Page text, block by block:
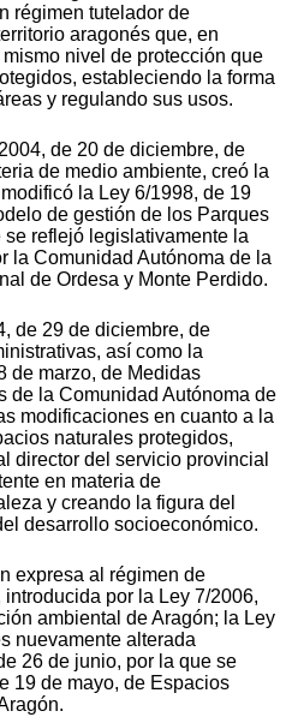
régimen tutelador de
aragonés que, en
nivel de protección que
estableciendo la forma
y regulando sus usos.
de 20 de diciembre, de
de medio ambiente, creó la
la Ley 6/1998, de 19
de gestión de los Parques
reflejó legislativamente la
la Comunidad Autónoma de la
de Ordesa y Monte Perdido.
de 29 de diciembre, de
así como la
de marzo, de Medidas
de la Comunidad Autónoma de
modificaciones en cuanto a la
naturales protegidos,
director del servicio provincial
en materia de
y creando la figura del
desarrollo socioeconómico.
expresa al régimen de
por la Ley 7/2006,
ambiental de Aragón; la Ley
nuevamente alterada
26 de junio, por la que se
19 de mayo, de Espacios